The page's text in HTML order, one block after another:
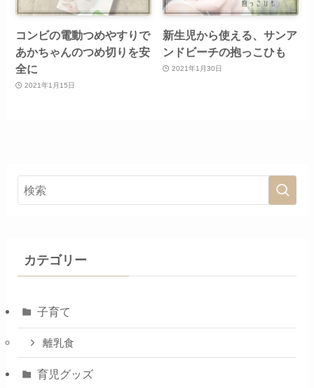
コンビの電動つめやすりで
あかちゃんのつめ切りを安
全に
2021年1月15日
新生児から使える、サンア
ンドビーチの抱っこひも
2021年1月30日
カテゴリー
子育て
離乳食
育児グッズ